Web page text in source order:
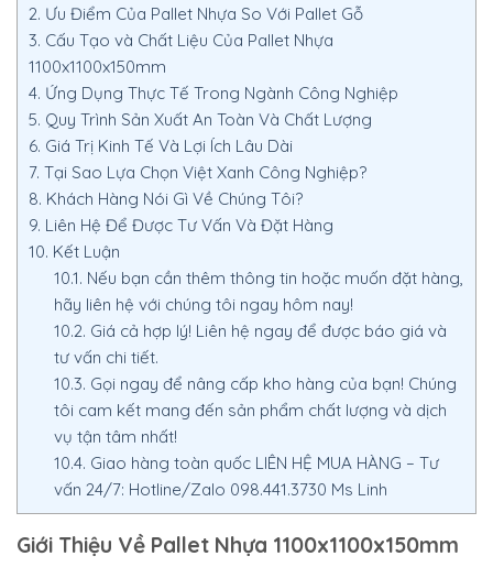
2. Ưu Điểm Của Pallet Nhựa So Với Pallet Gỗ
3. Cấu Tạo và Chất Liệu Của Pallet Nhựa
1100x1100x150mm
4. Ứng Dụng Thực Tế Trong Ngành Công Nghiệp
5. Quy Trình Sản Xuất An Toàn Và Chất Lượng
6. Giá Trị Kinh Tế Và Lợi Ích Lâu Dài
7. Tại Sao Lựa Chọn Việt Xanh Công Nghiệp?
8. Khách Hàng Nói Gì Về Chúng Tôi?
9. Liên Hệ Để Được Tư Vấn Và Đặt Hàng
10. Kết Luận
10.1. Nếu bạn cần thêm thông tin hoặc muốn đặt hàng,
hãy liên hệ với chúng tôi ngay hôm nay!
10.2. Giá cả hợp lý! Liên hệ ngay để được báo giá và
tư vấn chi tiết.
10.3. Gọi ngay để nâng cấp kho hàng của bạn! Chúng
tôi cam kết mang đến sản phẩm chất lượng và dịch
vụ tận tâm nhất!
10.4. Giao hàng toàn quốc LIÊN HỆ MUA HÀNG – Tư
vấn 24/7: Hotline/Zalo 098.441.3730 Ms Linh
Giới Thiệu Về Pallet Nhựa 1100x1100x150mm